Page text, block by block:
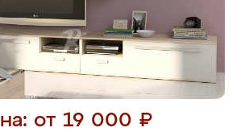
от 19 000 ₽